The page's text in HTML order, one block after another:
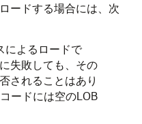
ードする場合には、次
によるロードで
失敗しても、その
されることはあり
ードには空のLOB